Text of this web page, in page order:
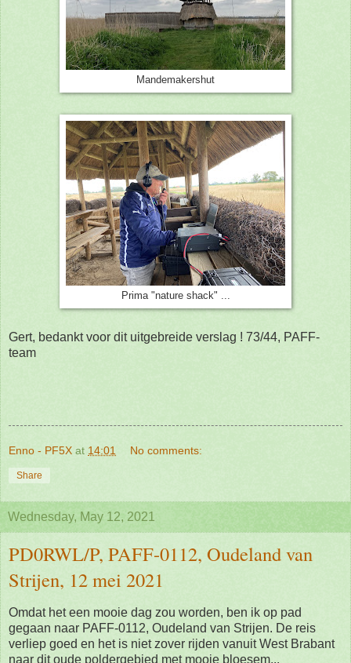
Mandemakershut
Prima "nature shack" ...
Gert, bedankt voor dit uitgebreide verslag ! 73/44, PAFF-
team
Enno - PF5X at 14:01 No comments:
Share
Wednesday, May 12, 2021
PD0RWL/P, PAFF-0112, Oudeland van
Strijen, 12 mei 2021
Omdat het een mooie dag zou worden, ben ik op pad
gegaan naar PAFF-0112, Oudeland van Strijen. De reis
verliep goed en het is niet zover rijden vanuit West Brabant
naar dit oude poldergebied met mooie bloesem...